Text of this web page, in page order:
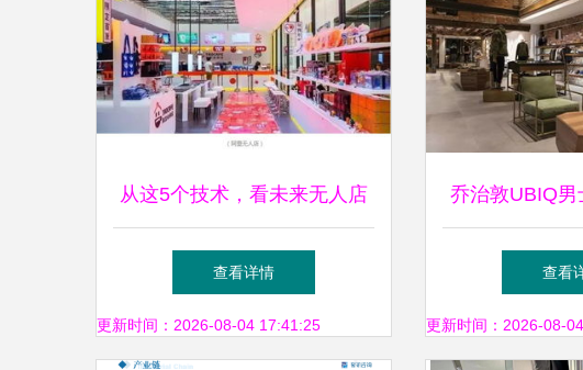
从这5个技术，看未来无人店
将如何影响服装零售
查看详情
更新时间：2026-08-04 17:41:25
乔治敦UBIQ男
装零售店面设
化与高
查看
更新时间：2026-08-